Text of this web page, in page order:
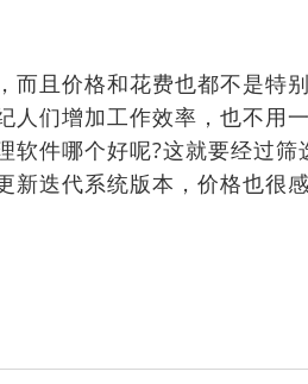
且价格和花费也都不是特
人们增加工作效率，也不用
件哪个好呢?这就要经过筛
迭代系统版本，价格也很